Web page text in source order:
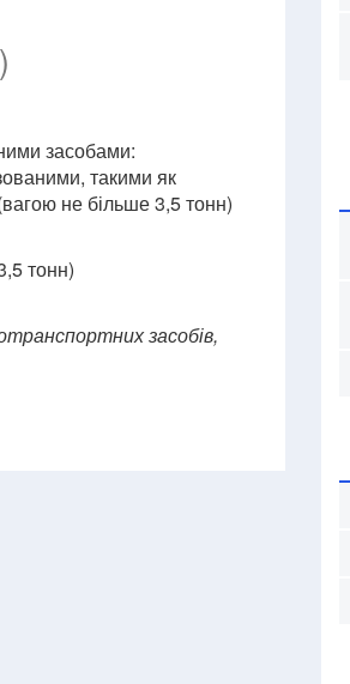
засобами:
такими як
не більше 3,5 тонн)
тонн)
засобів,